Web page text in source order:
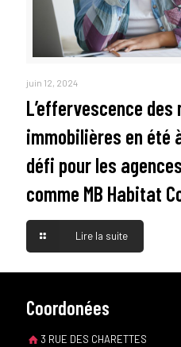
juin 12, 2024
L’effervescence
immobilières en été
défi pour les
comme MB Habitat
Lire la suite
Coordonées
3 RUE DES CHARETTES